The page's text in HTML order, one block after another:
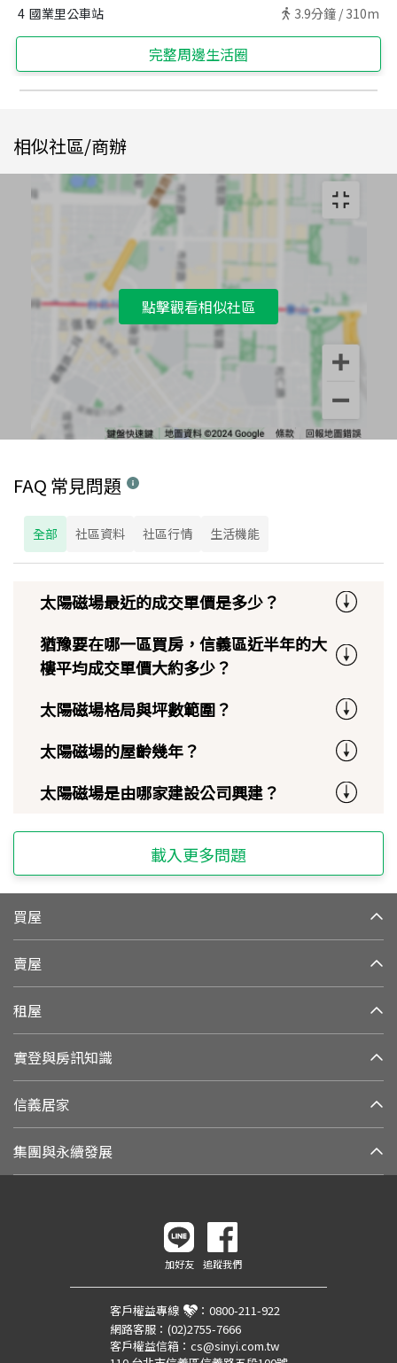
4 國業里公車站 3.9分鐘 / 310m
完整周邊生活圈
相似社區/商辦
點擊觀看相似社區
FAQ 常見問題
全部 社區資料 社區行情 生活機能
太陽磁場最近的成交單價是多少？
猶豫要在哪一區買房，信義區近半年的大
樓平均成交單價大約多少？
太陽磁場格局與坪數範圍？
太陽磁場的屋齡幾年？
太陽磁場是由哪家建設公司興建？
載入更多問題
買屋
賣屋
租屋
實登與房訊知識
信義居家
集團與永續發展
加好友 追蹤我們
客戶權益專線 ： 0800-211-922
網路客服： (02)2755-7666
客戶權益信箱： cs@sinyi.com.tw